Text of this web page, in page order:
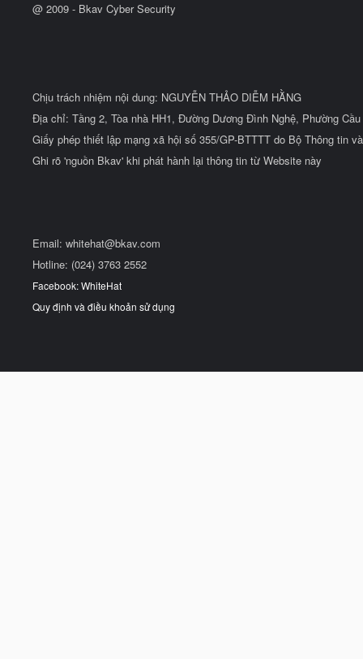
@ 2009 - Bkav Cyber Security
Chịu trách nhiệm nội dung: NGUYỄN THẢO DIỄM HẰNG
Địa chỉ: Tầng 2, Tòa nhà HH1, Đường Dương Đình Nghệ, Phường
Giấy phép thiết lập mạng xã hội số 355/GP-BTTTT do Bộ Thông tin
Ghi rõ 'nguồn Bkav' khi phát hành lại thông tin từ Website này
Email: whitehat@bkav.com
Hotline: (024) 3763 2552
Facebook: WhiteHat
Quy định và điều khoản sử dụng